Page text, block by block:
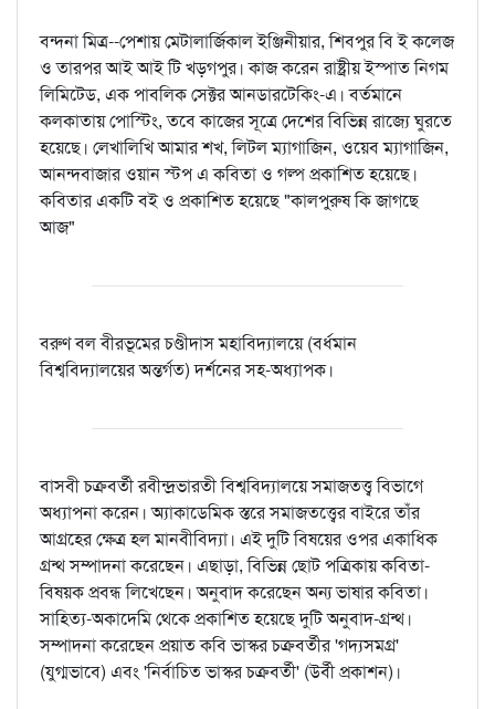
বন্দনা মিত্র--পেশায় মেটালার্জিকাল ইঞ্জিনীয়ার, শিবপুর বি ই কলেজ
ও তারপর আই আই টি খড়গপুর। কাজ করেন রাষ্ট্রীয় ইস্পাত নিগম
লিমিটেড, এক পাবলিক সেক্টর আনডারটেকিং-এ। বর্তমানে
কলকাতায় পোস্টিং, তবে কাজের সূত্রে দেশের বিভিন্ন রাজ্যে ঘুরতে
হয়েছে। লেখালিখি আমার শখ, লিটল ম্যাগাজিন, ওয়েব ম্যাগাজিন,
আনন্দবাজার ওয়ান স্টপ এ কবিতা ও গল্প প্রকাশিত হয়েছে।
কবিতার একটি বই ও প্রকাশিত হয়েছে "কালপুরুষ কি জাগছে
আজ"
বরুণ বল বীরভূমের চণ্ডীদাস মহাবিদ্যালয়ে (বর্ধমান
বিশ্ববিদ্যালয়ের অন্তর্গত) দর্শনের সহ-অধ্যাপক।
বাসবী চক্রবর্তী রবীন্দ্রভারতী বিশ্ববিদ্যালয়ে সমাজতত্ত্ব বিভাগে
অধ্যাপনা করেন। অ্যাকাডেমিক স্তরে সমাজতত্ত্বের বাইরে তাঁর
আগ্রহের ক্ষেত্র হল মানবীবিদ্যা। এই দুটি বিষয়ের ওপর একাধিক
গ্রন্থ সম্পাদনা করেছেন। এছাড়া, বিভিন্ন ছোট পত্রিকায় কবিতা-
বিষয়ক প্রবন্ধ লিখেছেন। অনুবাদ করেছেন অন্য ভাষার কবিতা।
সাহিত্য-অকাদেমি থেকে প্রকাশিত হয়েছে দুটি অনুবাদ-গ্রন্থ।
সম্পাদনা করেছেন প্রয়াত কবি ভাস্কর চক্রবর্তীর 'গদ্যসমগ্র'
(যুগ্মভাবে) এবং 'নির্বাচিত ভাস্কর চক্রবর্তী' (উর্বী প্রকাশন)।